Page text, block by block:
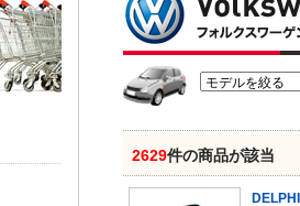
2629件の商品が該当
DELPHI